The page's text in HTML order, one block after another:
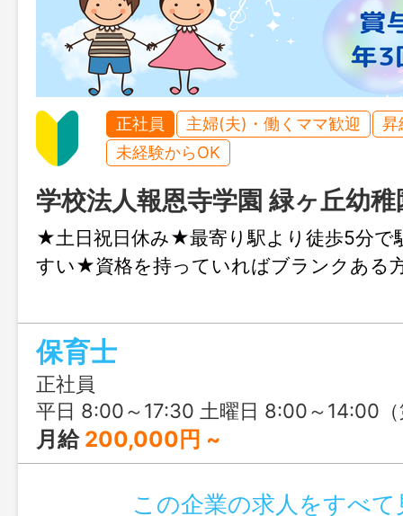
正社員 主婦(夫)・働くママ歓迎
昇
未経験からOK
学校法人報恩寺学園 緑ヶ丘幼稚
★土日祝日休み★最寄り駅より徒歩5分で
すい★資格を持っていればブランクある
保育士
正社員
平日 8:00～17:30 土曜日 8:00～14:00（第3土曜日のみ保育あり） ※1
月給 200,000円 ~
この企業の求人をすべて